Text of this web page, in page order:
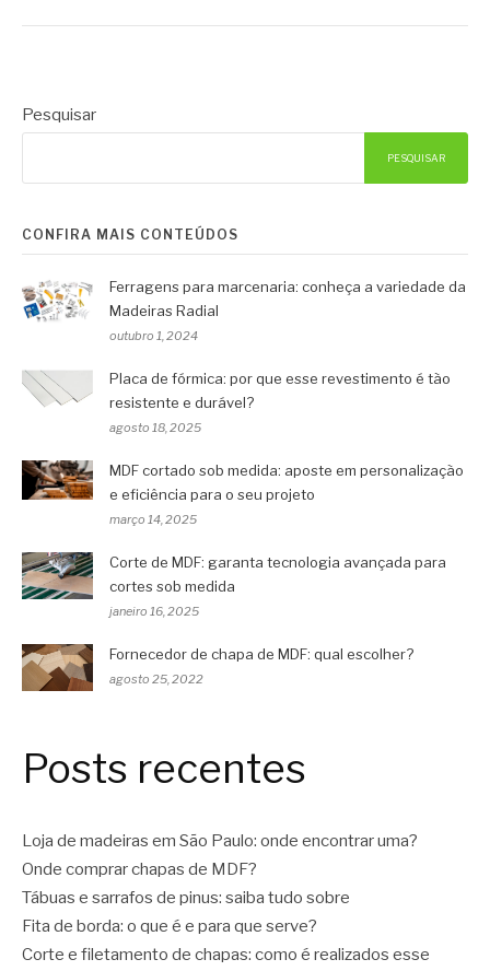
Pesquisar
PESQUISAR
CONFIRA MAIS CONTEÚDOS
Ferragens para marcenaria: conheça a variedade da
Madeiras Radial
outubro 1, 2024
Placa de fórmica: por que esse revestimento é tão
resistente e durável?
agosto 18, 2025
MDF cortado sob medida: aposte em personalização
e eficiência para o seu projeto
março 14, 2025
Corte de MDF: garanta tecnologia avançada para
cortes sob medida
janeiro 16, 2025
Fornecedor de chapa de MDF: qual escolher?
agosto 25, 2022
Posts recentes
Loja de madeiras em São Paulo: onde encontrar uma?
Onde comprar chapas de MDF?
Tábuas e sarrafos de pinus: saiba tudo sobre
Fita de borda: o que é e para que serve?
Corte e filetamento de chapas: como é realizados esse